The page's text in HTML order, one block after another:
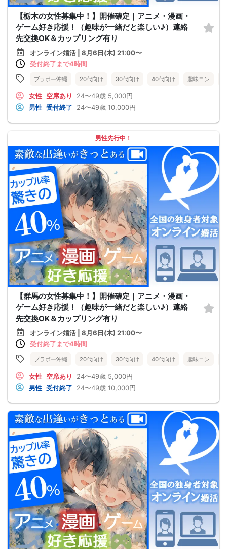
【栃木の女性募集中！】開催確定｜アニメ・漫画・
ゲーム好き応援！（趣味が一緒だと楽しい♪）連絡
先交換OK＆カップリング有り
オンライン婚活 | 8月6日(木) 21:00〜
受付終了まで4時間
ブラボー沖縄 20代向け 30代向け 40代向け 趣味コン
女性 空席あり 24〜49歳 5,000円
男性 受付終了 24〜49歳 10,000円
男性先行中！
【群馬の女性募集中！】開催確定｜アニメ・漫画・
ゲーム好き応援！（趣味が一緒だと楽しい♪）連絡
先交換OK＆カップリング有り
オンライン婚活 | 8月6日(木) 21:00〜
受付終了まで4時間
ブラボー沖縄 20代向け 30代向け 40代向け 趣味コン
女性 空席あり 24〜49歳 5,000円
男性 受付終了 24〜49歳 10,000円